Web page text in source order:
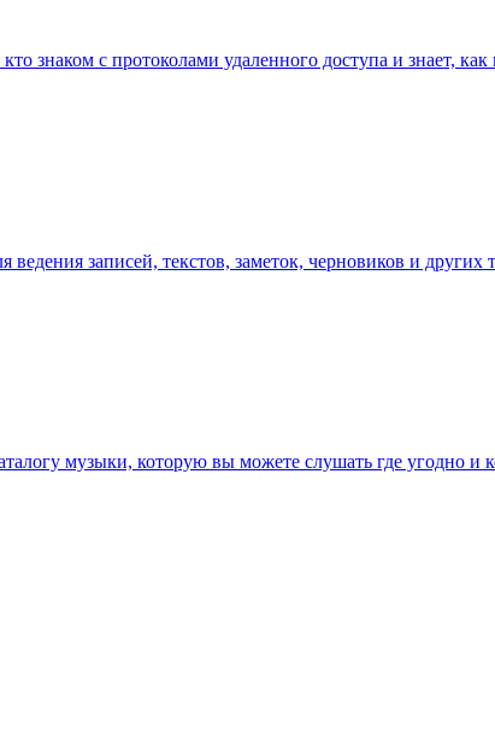
знаком с протоколами удаленного доступа и знает,
записей, текстов, заметок, черновиков и
музыки, которую вы можете слушать где угодно